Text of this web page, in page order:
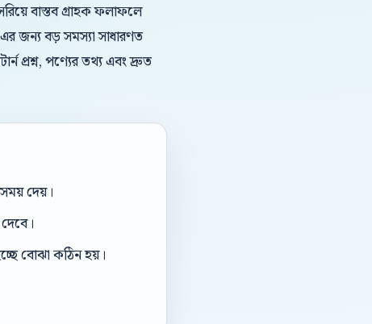
বাস্তব গ্রাহক ফলাফলে
জন্য বড় সমস্যা সাধারণত
প্রশ্ন, পণ্যের তথ্য এবং দ্রুত
দেয়।
বোঝা কঠিন হয়।